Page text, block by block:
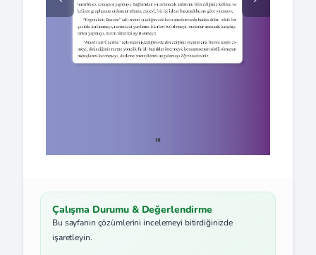
Çalışma Durumu & Değerlendirme
Bu sayfanın çözümlerini incelemeyi bitirdiğinizde
işaretleyin.